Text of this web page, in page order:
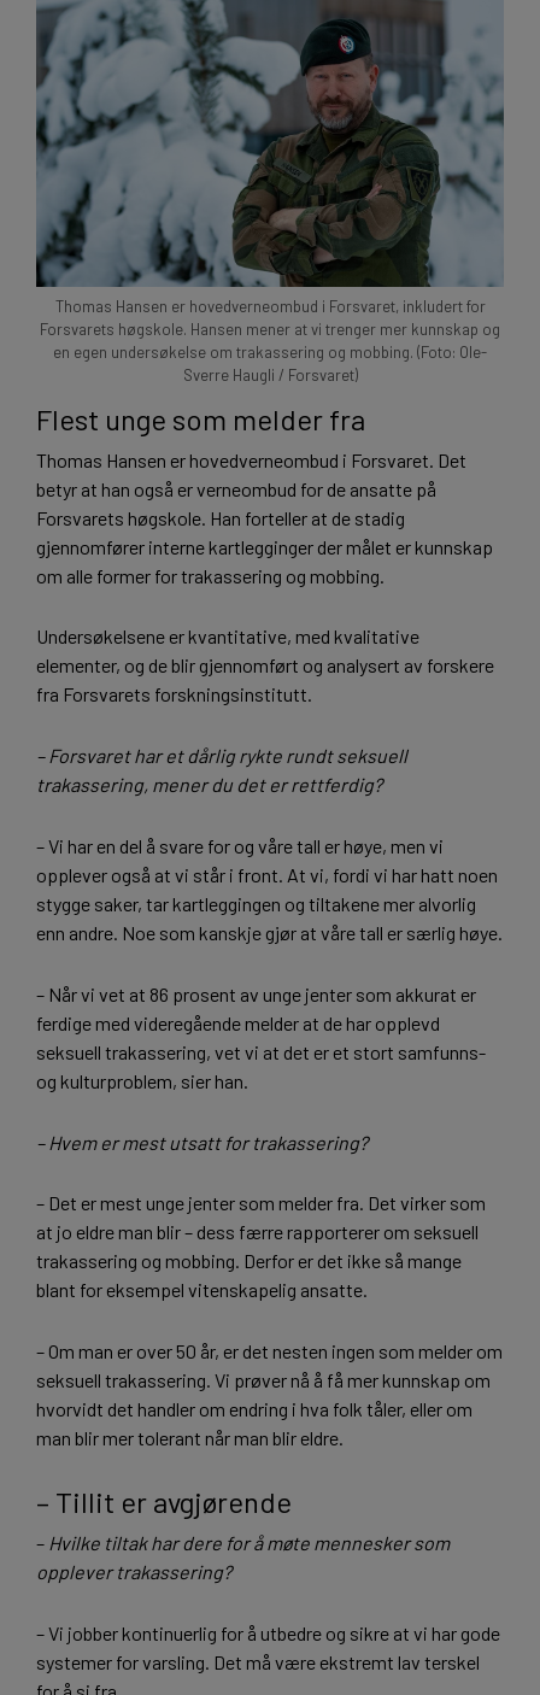
Thomas Hansen er hovedverneombud i Forsvaret, inkludert for
Forsvarets høgskole. Hansen mener at vi trenger mer kunnskap og
en egen undersøkelse om trakassering og mobbing. (Foto: Ole-
Sverre Haugli / Forsvaret)
Flest unge som melder fra
Thomas Hansen er hovedverneombud i Forsvaret. Det
betyr at han også er verneombud for de ansatte på
Forsvarets høgskole. Han forteller at de stadig
gjennomfører interne kartlegginger der målet er kunnskap
om alle former for trakassering og mobbing.
Undersøkelsene er kvantitative, med kvalitative
elementer, og de blir gjennomført og analysert av forskere
fra Forsvarets forskningsinstitutt.
– Forsvaret har et dårlig rykte rundt seksuell
trakassering, mener du det er rettferdig?
– Vi har en del å svare for og våre tall er høye, men vi
opplever også at vi står i front. At vi, fordi vi har hatt noen
stygge saker, tar kartleggingen og tiltakene mer alvorlig
enn andre. Noe som kanskje gjør at våre tall er særlig høye.
– Når vi vet at 86 prosent av unge jenter som akkurat er
ferdige med videregående melder at de har opplevd
seksuell trakassering, vet vi at det er et stort samfunns-
og kulturproblem, sier han.
– Hvem er mest utsatt for trakassering?
– Det er mest unge jenter som melder fra. Det virker som
at jo eldre man blir – dess færre rapporterer om seksuell
trakassering og mobbing. Derfor er det ikke så mange
blant for eksempel vitenskapelig ansatte.
– Om man er over 50 år, er det nesten ingen som melder om
seksuell trakassering. Vi prøver nå å få mer kunnskap om
hvorvidt det handler om endring i hva folk tåler, eller om
man blir mer tolerant når man blir eldre.
– Tillit er avgjørende
– Hvilke tiltak har dere for å møte mennesker som
opplever trakassering?
– Vi jobber kontinuerlig for å utbedre og sikre at vi har gode
systemer for varsling. Det må være ekstremt lav terskel